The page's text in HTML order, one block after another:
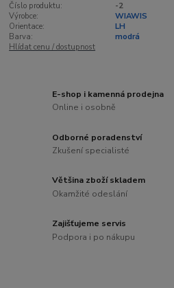
Číslo produktu:
-2
Výrobce:
WIAWIS
Orientace:
LH
Barva:
modrá
Hlídat cenu / dostupnost
E-shop i kamenná prodejna
Online i osobně
Odborné poradenství
Zkušení specialisté
Většina zboží skladem
Okamžité odeslání
Zajišťujeme servis
Podpora i po nákupu